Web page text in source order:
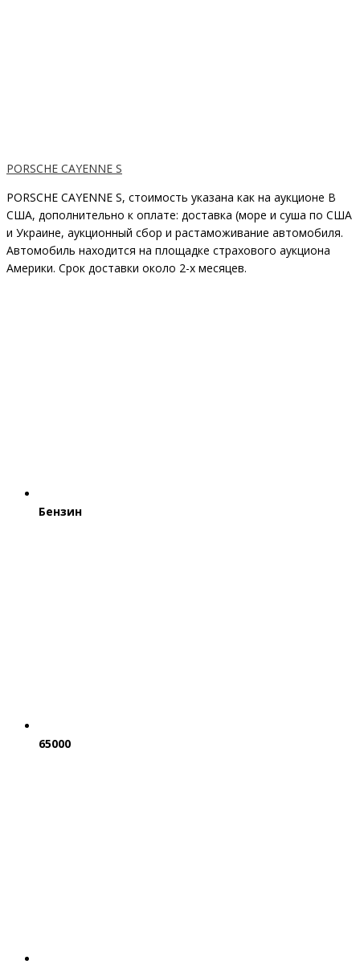
PORSCHE CAYENNE S
PORSCHE CAYENNE S, стоимость указана как на аукционе В
США, дополнительно к оплате: доставка (море и суша по США
и Украине, аукционный сбор и растаможивание автомобиля.
Автомобиль находится на площадке страхового аукциона
Америки. Срок доставки около 2-x месяцев.
Бензин
65000